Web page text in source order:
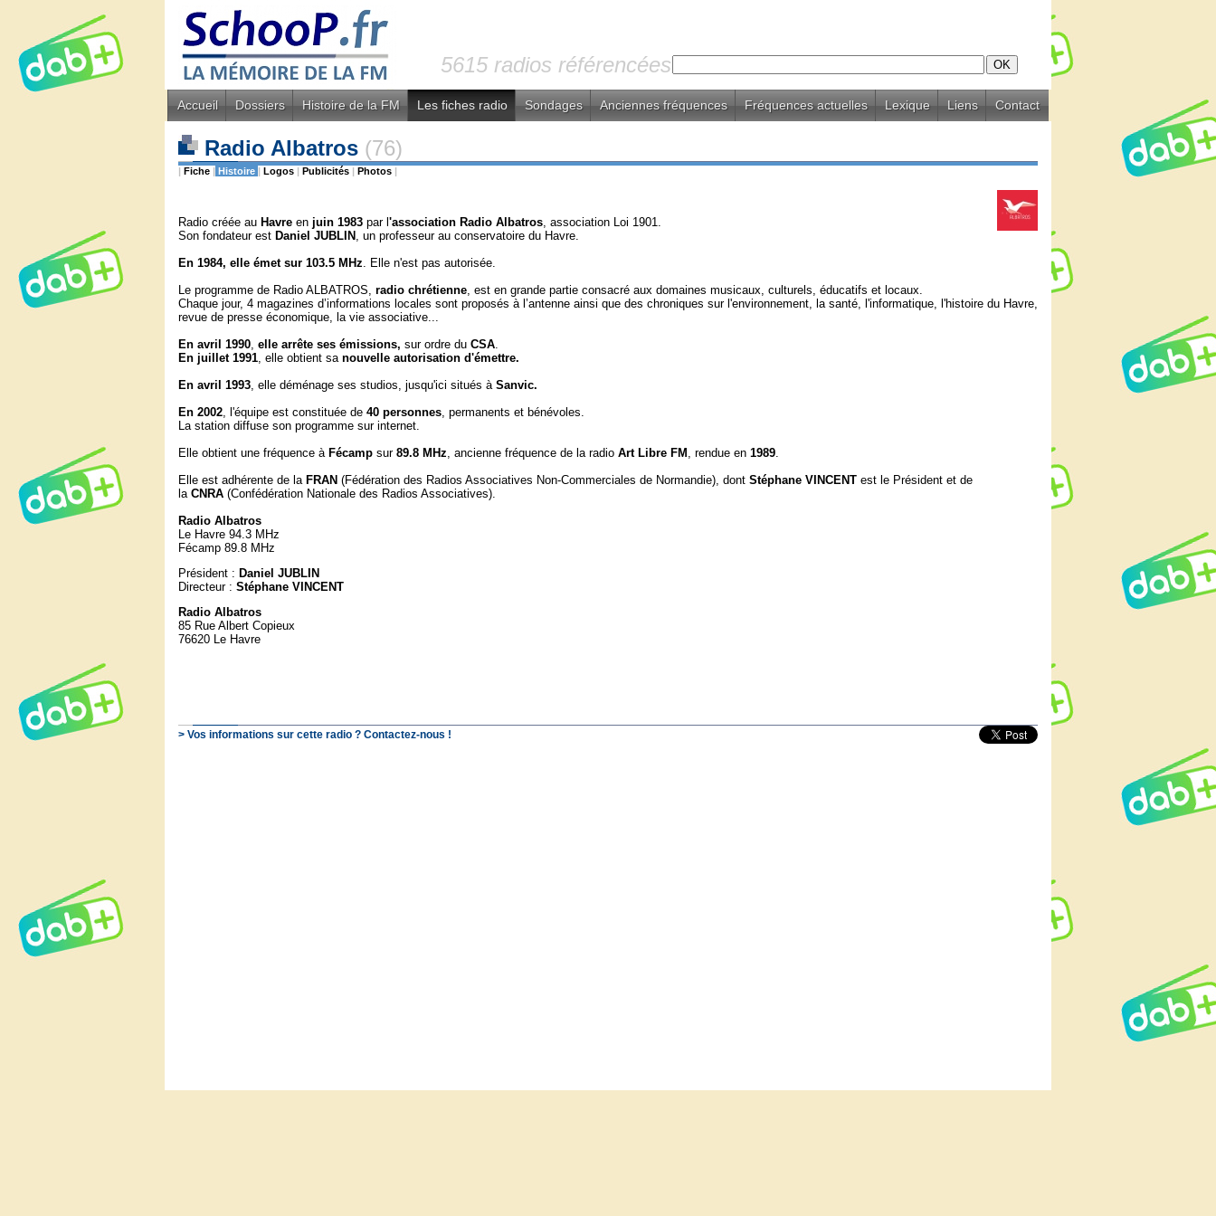
5615 radios référencées
Accueil Dossiers Histoire de la FM Les fiches radio Sondages Anciennes fréquences Fréquences actuelles Lexique Liens Contact
Radio Albatros (76)
| Fiche | Histoire | Logos | Publicités | Photos |
Radio créée au Havre en juin 1983 par l 'association Radio Albatros, association Loi 1901.
Son fondateur est Daniel JUBLIN , un professeur au conservatoire du Havre.
En 1984, elle émet sur 103.5 MHz. Elle n'est pas autorisée.
Le programme de Radio ALBATROS, radio chrétienne, est en grande partie consacré aux domaines musicaux, culturels, éducatifs et locaux.
Chaque jour, 4 magazines d’informations locales sont proposés à l’antenne ainsi que des chroniques sur l'environnement, la santé, l'informatique, l'histoire du Havre,
revue de presse économique, la vie associative...
En avril 1990, elle arrête ses émissions, sur ordre du CSA.
En juillet 1991, elle obtient sa nouvelle autorisation d'émettre.
En avril 1993, elle déménage ses studios, jusqu'ici situés à Sanvic.
En 2002, l'équipe est constituée de 40 personnes, permanents et bénévoles.
La station diffuse son programme sur internet.
Elle obtient une fréquence àFécamp sur 89.8 MHz, ancienne fréquence de la radio Art Libre FM , rendue en 1989.
Elle est adhérente de la FRAN (Fédération des Radios Associatives Non-Commerciales de Normandie), dont Stéphane VINCENT est le Président et de
la CNRA (Confédération Nationale des Radios Associatives).
Radio Albatros
Le Havre 94.3 MHz
Fécamp 89.8 MHz
Président : Daniel JUBLIN
Directeur : Stéphane VINCENT
Radio Albatros
85 Rue Albert Copieux
76620 Le Havre
> Vos informations sur cette radio ? Contactez-nous !